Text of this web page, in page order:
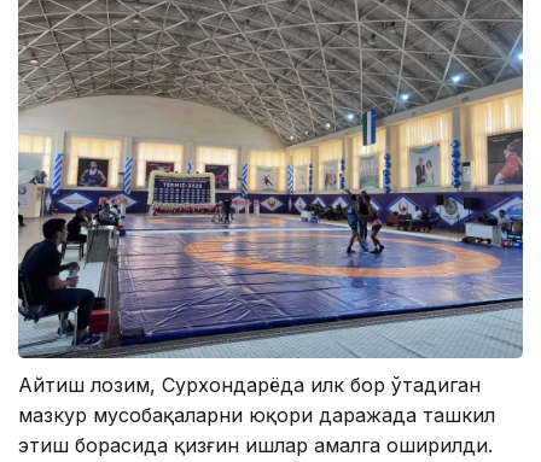
Айтиш лозим, Сурхондарёда илк бор ўтадиган
мазкур мусобақаларни юқори даражада ташкил
этиш борасида қизғин ишлар амалга оширилди.